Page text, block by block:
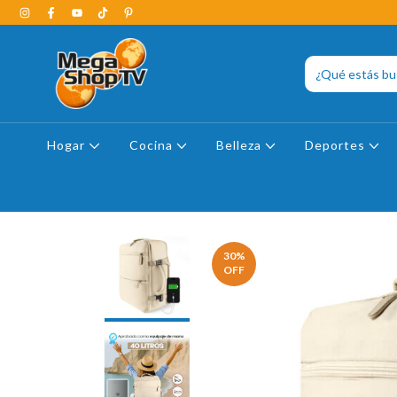
Hogar Cocina Belleza Deportes
30%
OFF